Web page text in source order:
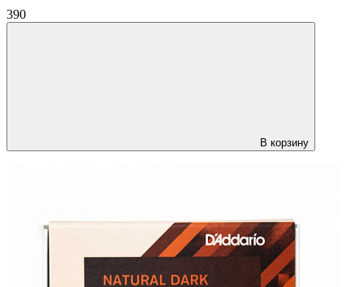
390
В корзину